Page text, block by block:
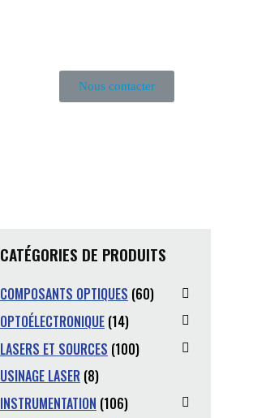
Nous contacter
CATÉGORIES DE PRODUITS
COMPOSANTS OPTIQUES (60)
OPTOÉLECTRONIQUE (14)
LASERS ET SOURCES (100)
USINAGE LASER (8)
INSTRUMENTATION (106)